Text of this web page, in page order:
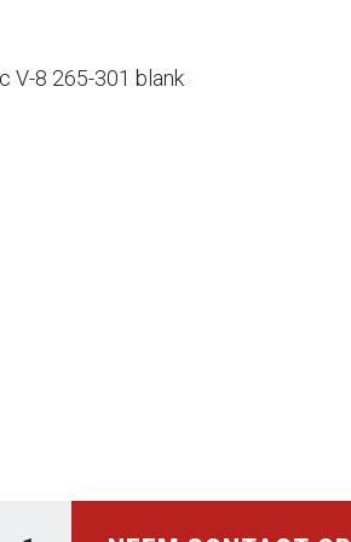
V-8 265-301 blank